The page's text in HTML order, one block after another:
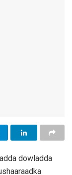
dowladda